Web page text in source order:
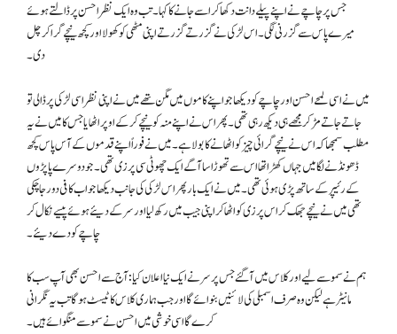
جس پر چاچے نے اپنے پیلے دانت دکھا کر اسے جانے کا کہا۔ تب وہ ایک نظر احسن پر ڈالتے ہوئے
میرے پاس سے گزرنی لگی۔ اس لڑکی نے گزرتے گزرتے اپنی مٹھی کو کھولا اور کچھ نیچے گرا کر چل
دی۔
میں نے اسی لمحے احسن اور چاچے کو دیکھا جو اپنے کاموں میں مگن تھے میں نے اپنی نظر اسی لڑکی پر ڈالی تو
جاتے جاتے مڑ کر مجھے ہی دیکھ رہی تھی۔ پھر اس نے اپنے منہ کو نیچے کرکے اوپر اٹھایا جس کا میں نے یہ
مطلب سمجھا کہ اس نے نیچے گرائی چیز کو اٹھانے کا بولا ہے۔ میں نے فوراً اپنے قدموں کے آس پاس کچھ
ڈھونڈنے لگا میں جہاں کھڑا تھا اس سے تھوڑا سا آگے ایک چھوٹی سی پرزی تھی۔ جو دوسرے پاپڑوں
کے رئیپر کے ساتھ پڑی ہوئی تھی۔ میں نے ایک بار پھر اس لڑکی کی جانب دیکھا جو اب کافی دور جا چکی
تھی میں نے نیچے جھک کر اس پرزی کو اٹھا کر اپنی جیب میں رکھ لیا اور سر کے دیئے ہوئے پیسے نکال کر
چاچے کو دے دیئے۔
ہم نے سموسے لیے اور کلاس میں آگئے جس پر سر نے ایک نیا اعلان کیا: آج سے احسن بھی آپ سب کا
مانیٹر ہے لیکن وہ صرف اسمبلی کی لائنیں بنوائے گا اور جب ہماری کلاس کا ٹیسٹ ہوگا تب یہ نگرانی
کرے گا اسی خوشی میں احسن نے سموسے منگوائے ہیں۔